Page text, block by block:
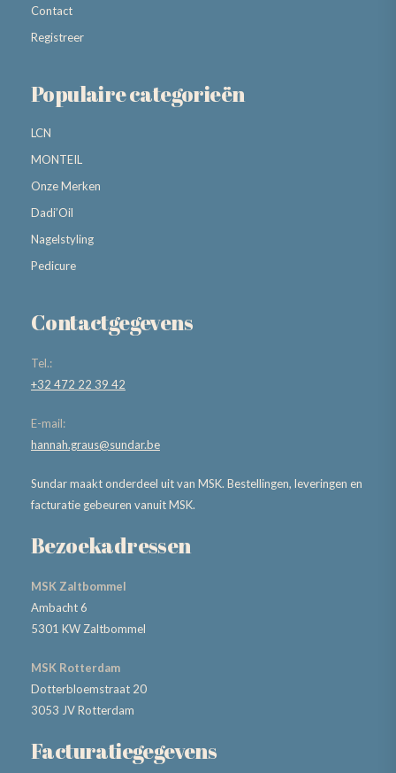
Contact
Registreer
Populaire categorieën
LCN
MONTEIL
Onze Merken
Dadi’Oil
Nagelstyling
Pedicure
Contactgegevens
Tel.:
+32 472 22 39 42
E-mail:
hannah.graus@sundar.be
Sundar maakt onderdeel uit van MSK. Bestellingen, leveringen en
facturatie gebeuren vanuit MSK.
Bezoekadressen
MSK Zaltbommel
Ambacht 6
5301 KW Zaltbommel
MSK Rotterdam
Dotterbloemstraat 20
3053 JV Rotterdam
Facturatiegegevens